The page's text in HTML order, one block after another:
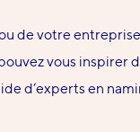
de votre entreprise
vous inspirer
d’experts en